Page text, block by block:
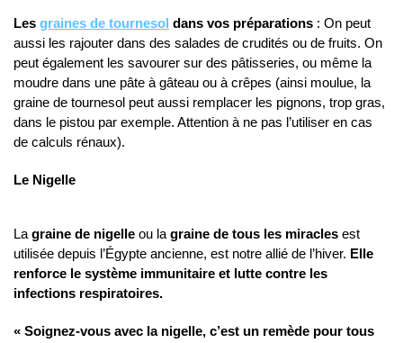
Les graines de tournesol dans vos préparations : On peut
aussi les rajouter dans des salades de crudités ou de fruits. On
peut également les savourer sur des pâtisseries, ou même la
moudre dans une pâte à gâteau ou à crêpes (ainsi moulue, la
graine de tournesol peut aussi remplacer les pignons, trop gras,
dans le pistou par exemple. Attention à ne pas l’utiliser en cas
de calculs rénaux).
Le Nigelle
Lagraine de nigelle ou lagraine de tous les miracles est
utilisée depuis l’Égypte ancienne, est notre allié de l’hiver. Elle
renforce le système immunitaire et lutte contre les
infections respiratoires.
« Soignez-vous avec la nigelle, c’est un remède pour tous